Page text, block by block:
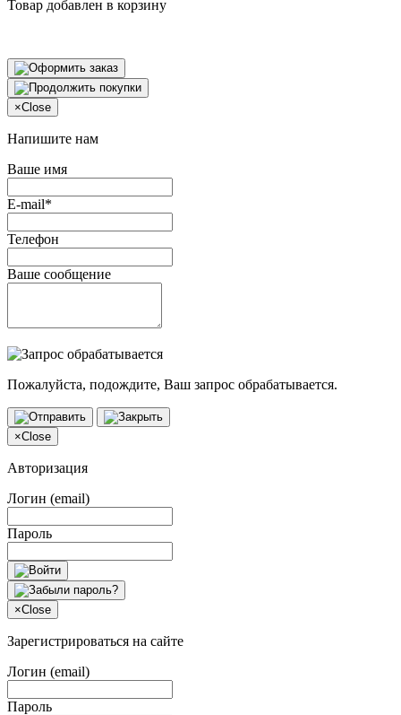
Товар добавлен в корзину
×Close
Напишите нам
Ваше имя
E-mail*
Телефон
Ваше сообщение
Пожалуйста, подождите, Ваш запрос обрабатывается.
×Close
Авторизация
Логин (email)
Пароль
×Close
Зарегистрироваться на сайте
Логин (email)
Пароль